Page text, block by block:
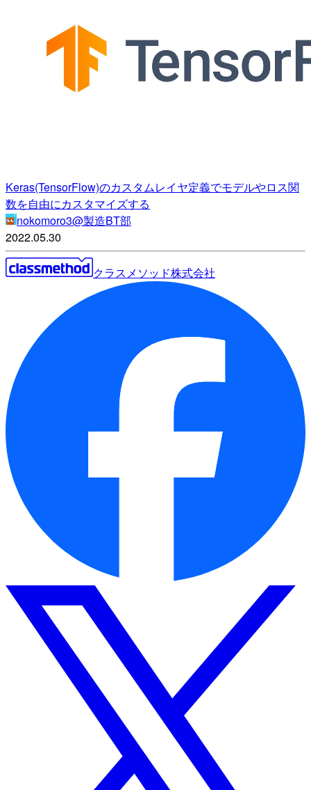
Keras(TensorFlow)のカスタムレイヤ定義でモデルやロス関
数を自由にカスタマイズする
nokomoro3@製造BT部
2022.05.30
クラスメソッド株式会社